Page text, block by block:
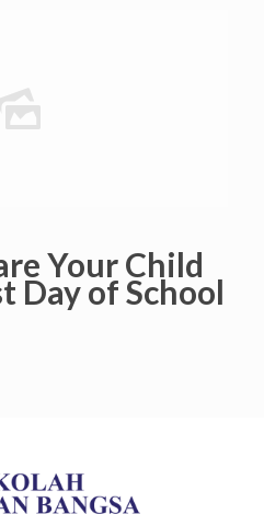
Your Child
Day of School